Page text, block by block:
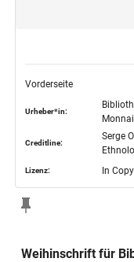
Vorderseite
Urheber*in:
Creditline:
Serge
Lizenz: In
Weihinschrift für